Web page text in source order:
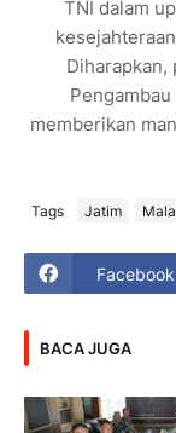
TNI dalam
Diharapkan,
memberikan
Tags Jatim
Facebook
BACA JUGA